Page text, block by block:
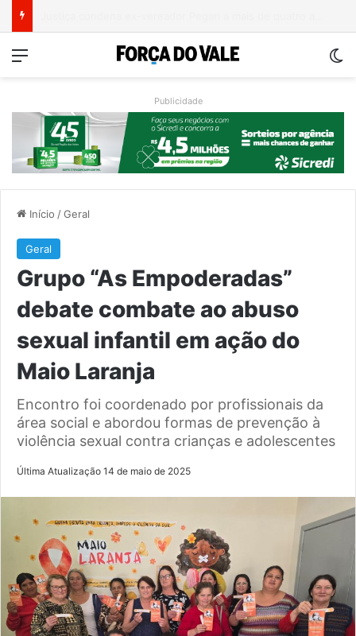
Menu
Publicidade
Início /Geral
Geral
Grupo “As Empoderadas”
debate combate ao abuso
sexual infantil em ação do
Maio Laranja
Encontro foi coordenado por profissionais da
área social e abordou formas de prevenção à
violência sexual contra crianças e adolescentes
Última Atualização 14 de maio de 2025